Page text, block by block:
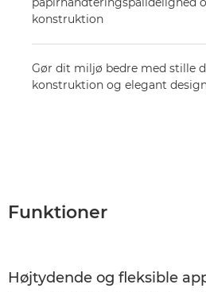
konstruktion
Gør dit miljø bedre med stille
konstruktion og elegant
Funktioner
Højtydende og fleksible